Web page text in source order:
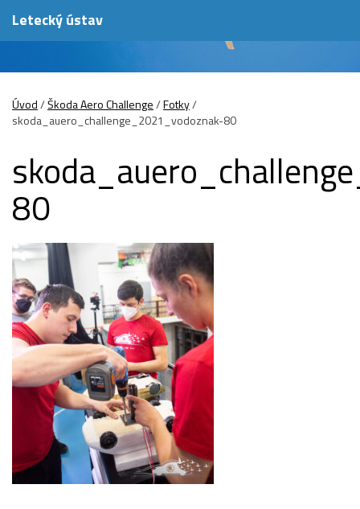
Letecký ústav
Úvod/Škoda Aero Challenge/Fotky/
skoda_auero_challenge_2021_vodoznak-80
80